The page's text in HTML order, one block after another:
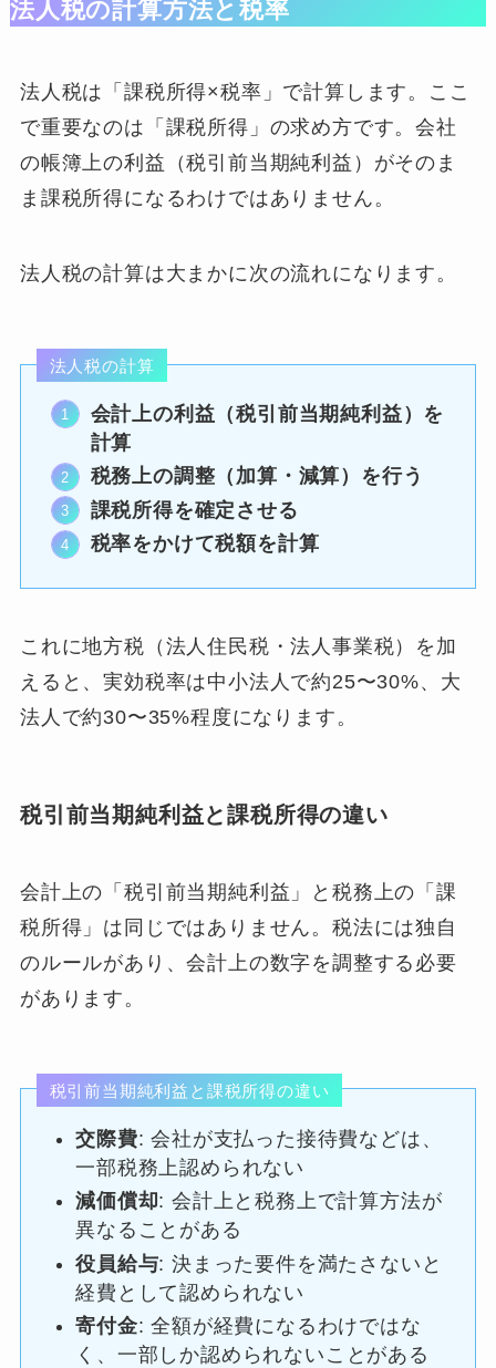
法人税の計算方法と税率
法人税は「課税所得×税率」で計算します。ここ
で重要なのは「課税所得」の求め方です。会社
の帳簿上の利益（税引前当期純利益）がそのま
ま課税所得になるわけではありません。
法人税の計算は大まかに次の流れになります。
法人税の計算
会計上の利益（税引前当期純利益）を
計算
税務上の調整（加算・減算）を行う
課税所得を確定させる
税率をかけて税額を計算
これに地方税（法人住民税・法人事業税）を加
えると、実効税率は中小法人で約25〜30%、大
法人で約30〜35%程度になります。
税引前当期純利益と課税所得の違い
会計上の「税引前当期純利益」と税務上の「課
税所得」は同じではありません。税法には独自
のルールがあり、会計上の数字を調整する必要
があります。
税引前当期純利益と課税所得の違い
交際費: 会社が支払った接待費などは、
一部税務上認められない
減価償却: 会計上と税務上で計算方法が
異なることがある
役員給与: 決まった要件を満たさないと
経費として認められない
寄付金: 全額が経費になるわけではな
く、一部しか認められないことがある